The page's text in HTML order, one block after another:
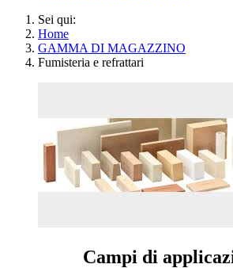
Sei qui:
Home
GAMMA DI MAGAZZINO
Fumisteria e refrattari
Campi di